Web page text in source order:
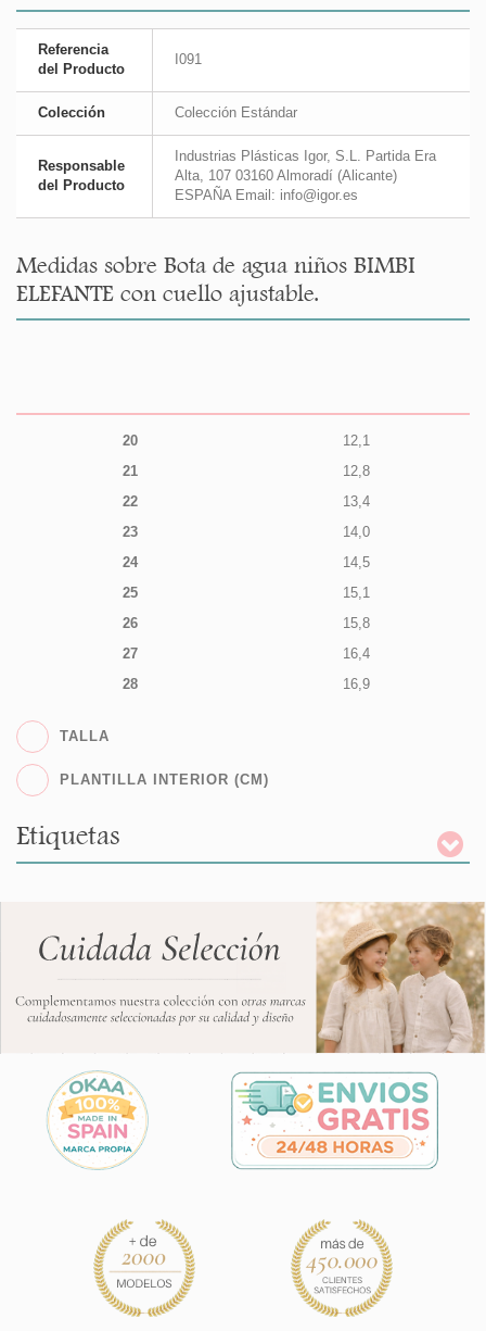
Referencia
del Producto
I091
Colección Colección Estándar
Responsable
del Producto
Industrias Plásticas Igor, S.L. Partida Era
Alta, 107 03160 Almoradí (Alicante)
ESPAÑA Email: info@igor.es
Medidas sobre Bota de agua niños BIMBI
ELEFANTE con cuello ajustable.
20
12,1
21
12,8
22
13,4
23
14,0
24
14,5
25
15,1
26
15,8
27
16,4
28
16,9
TALLA
PLANTILLA INTERIOR (CM)
Etiquetas